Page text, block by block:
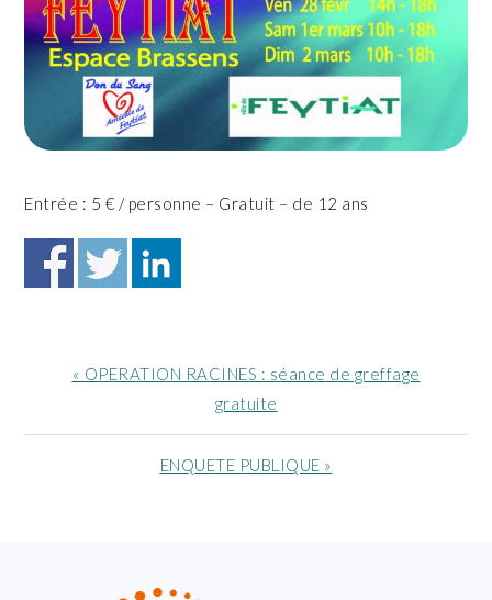
Entrée : 5 € / personne – Gratuit – de 12 ans
Article
:
« OPERATION RACINES : séance de greffage
gratuite
Article
ENQUETE PUBLIQUE »